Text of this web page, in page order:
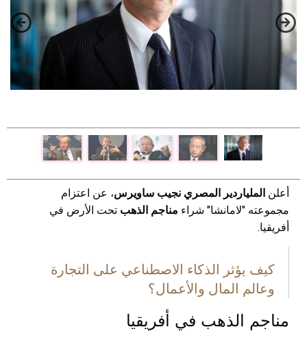
أعلن الملياردير المصري نجيب ساويرس، عن اعتزام
مجموعته "لامانشا" شراء مناجم الذهب تحت الأرض في
أفريقيا.
كيف يؤثر الذكاء الاصطناعي على التجارة
وعالم المال والأعمال؟
مناجم الذهب في أفريقيا